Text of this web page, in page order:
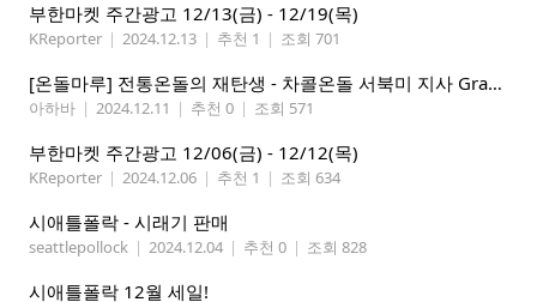
부한마켓 주간광고 12/13(금) - 12/19(목)
KReporter | 2024.12.13 | 추천 1 | 조회 701
[온돌마루] 전통온돌의 재탄생 - 차콜온돌 서북미 지사 Grand Open!!
아하바 | 2024.12.11 | 추천 0 | 조회 571
부한마켓 주간광고 12/06(금) - 12/12(목)
KReporter | 2024.12.06 | 추천 1 | 조회 634
시애틀폴락 - 시래기 판매
seattlepollock | 2024.12.04 | 추천 0 | 조회 828
시애틀폴락 12월 세일!